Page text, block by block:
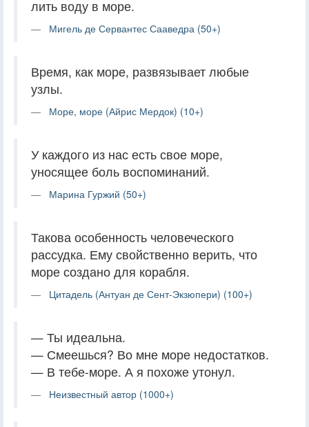
лить воду в море.
Мигель де Сервантес Сааведра (50+)
Время, как море, развязывает любые
узлы.
Море, море (Айрис Мердок) (10+)
У каждого из нас есть свое море,
уносящее боль воспоминаний.
Марина Гуржий (50+)
Такова особенность человеческого
рассудка. Ему свойственно верить, что
море создано для корабля.
Цитадель (Антуан де Сент-Экзюпери) (100+)
— Ты идеальна.
— Смеешься? Во мне море недостатков.
— В тебе-море. А я похоже утонул.
Неизвестный автор (1000+)